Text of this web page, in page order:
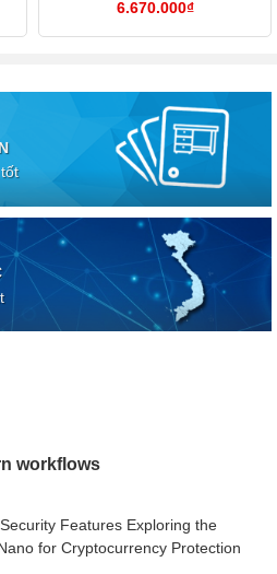
6.670.000₫
workflows
Features Exploring the
for Cryptocurrency Protection